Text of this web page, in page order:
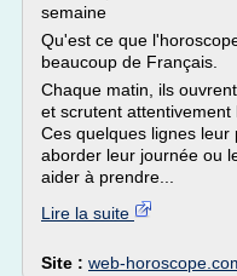
semaine
Qu'est ce que
beaucoup de Français.
Chaque matin, ils
et scrutent attentivement
Ces quelques lignes
aborder leur journée ou
aider à prendre...
Lire la suite
Site : web-